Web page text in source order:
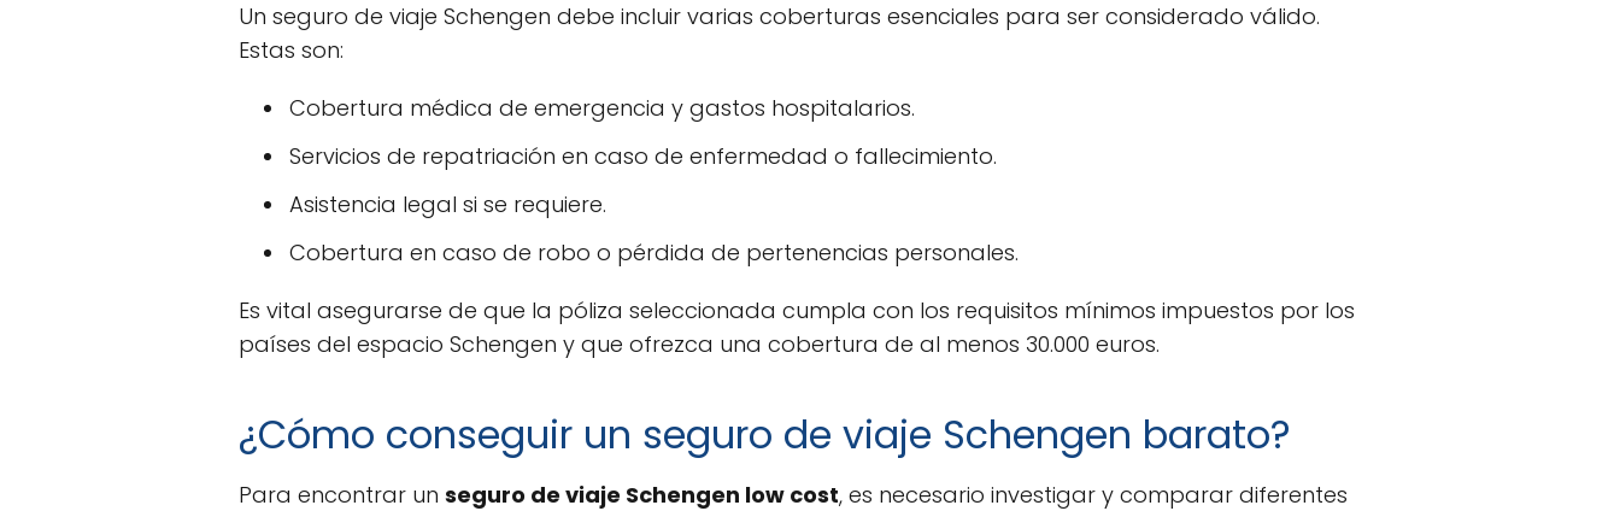
Un seguro de viaje Schengen debe incluir varias coberturas esenciales para ser considerado válido.
Estas son:
Cobertura médica de emergencia y gastos hospitalarios.
Servicios de repatriación en caso de enfermedad o fallecimiento.
Asistencia legal si se requiere.
Cobertura en caso de robo o pérdida de pertenencias personales.
Es vital asegurarse de que la póliza seleccionada cumpla con los requisitos mínimos impuestos por los
países del espacio Schengen y que ofrezca una cobertura de al menos 30.000 euros.
¿Cómo conseguir un seguro de viaje Schengen barato?
Para encontrar un seguro de viaje Schengen low cost, es necesario investigar y comparar diferentes